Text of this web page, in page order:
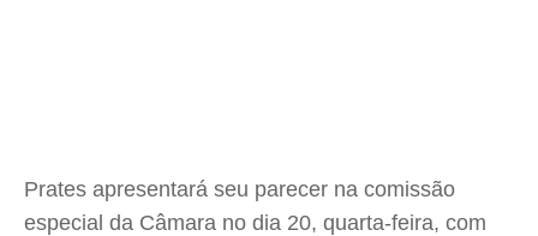
Prates apresentará seu parecer na comissão
especial da Câmara no dia 20, quarta-feira, com